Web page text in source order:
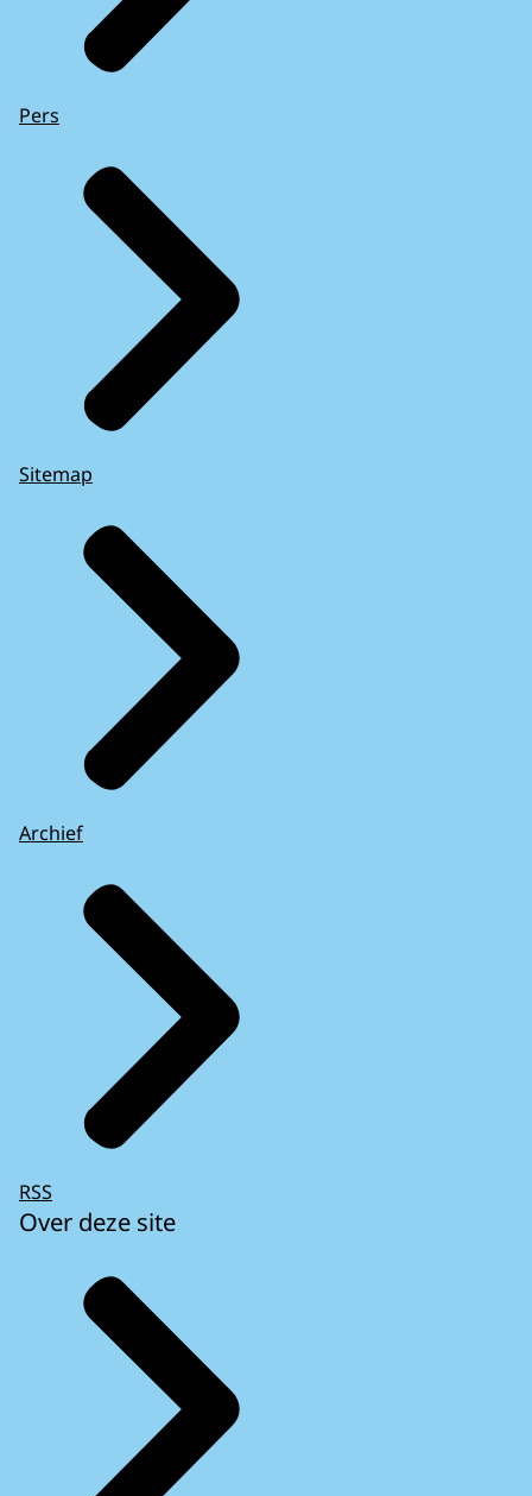
Pers
Sitemap
Archief
RSS
Over deze site